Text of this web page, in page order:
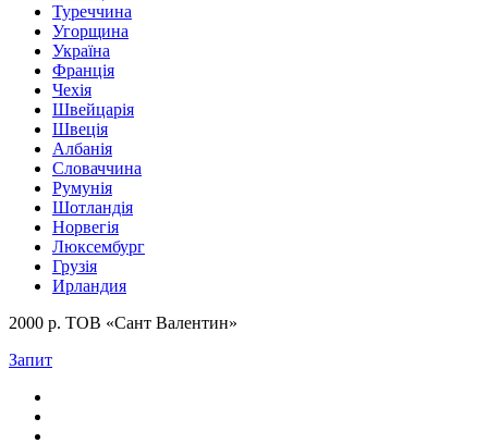
Туреччина
Угорщина
Україна
Франція
Чехія
Швейцарія
Швеція
Албанія
Словаччина
Румунія
Шотландія
Норвегія
Люксембург
Грузія
Ирландия
2000 р. ТОВ «Сант Валентин»
Запит